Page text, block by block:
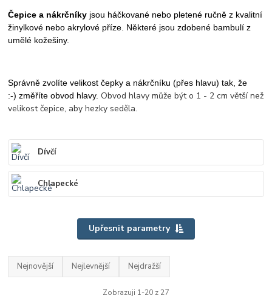
Čepice a nákrčníky jsou háčkované nebo pletené ručně z kvalitní
žinylkové nebo akrylové příze. Některé jsou zdobené bambulí z
umělé kožešiny.
Správně zvolíte velikost čepky a nákrčníku (přes hlavu) tak, že
:-) změříte obvod hlavy.Obvod hlavy může být o 1 - 2 cm větší než
velikost čepice, aby hezky seděla.
Dívčí
Chlapecké
Upřesnit parametry
Nejnovější Nejlevnější Nejdražší
Zobrazuji 1-20 z 27